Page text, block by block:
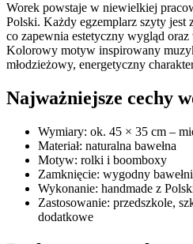
Worek powstaje w niewielkiej
Polski. Każdy egzemplarz szyty jest
co zapewnia estetyczny wygląd
Kolorowy motyw inspirowany
młodzieżowy, energetyczny
Najważniejsze cechy
Wymiary: ok. 45 × 35 cm –
Materiał: naturalna bawełna
Motyw: rolki i boomboxy
Zamknięcie: wygodny
Wykonanie: handmade z
Zastosowanie: przedszkole,
dodatkowe